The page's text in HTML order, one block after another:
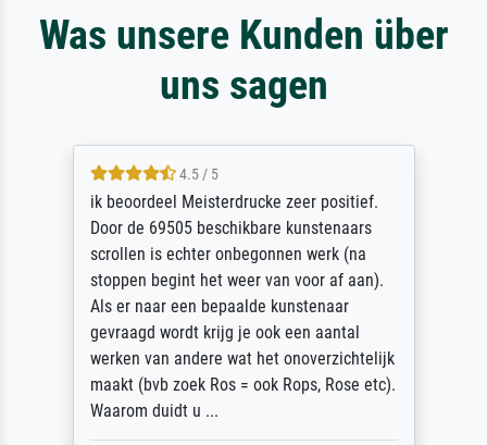
Was unsere Kunden über
uns sagen
4.5 / 5
ik beoordeel Meisterdrucke zeer positief.
Door de 69505 beschikbare kunstenaars
scrollen is echter onbegonnen werk (na
stoppen begint het weer van voor af aan).
Als er naar een bepaalde kunstenaar
gevraagd wordt krijg je ook een aantal
werken van andere wat het onoverzichtelijk
maakt (bvb zoek Ros = ook Rops, Rose etc).
Waarom duidt u ...